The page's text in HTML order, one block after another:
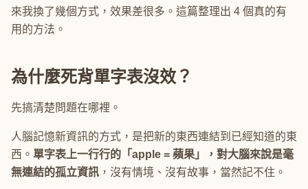
來我換了幾個方式，效果差很多。這篇整理出 4 個真的有
用的方法。
為什麼死背單字表沒效？
先搞清楚問題在哪裡。
人腦記憶新資訊的方式，是把新的東西連結到已經知道的東
西。 單字表上一行行的「apple = 蘋果」，對大腦來說是毫
無連結的孤立資訊 ，沒有情境、沒有故事，當然記不住。